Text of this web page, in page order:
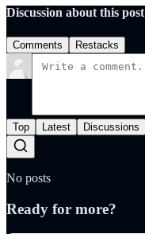
Discussion about this post
Comments Restacks
Top Latest Discussions
No posts
Ready for more?